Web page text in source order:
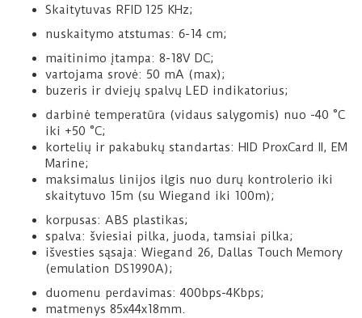
Skaitytuvas RFID 125 KHz;
nuskaitymo atstumas: 6-14 cm;
maitinimo įtampa: 8-18V DC;
vartojama srovė: 50 mA (max);
buzeris ir dviejų spalvų LED indikatorius;
darbinė temperatūra (vidaus salygomis) nuo -40 °C
iki +50 °C;
kortelių ir pakabukų standartas: HID ProxCard II, EM
Marine;
maksimalus linijos ilgis nuo durų kontrolerio iki
skaitytuvo 15m (su Wiegand iki 100m);
korpusas: ABS plastikas;
spalva: šviesiai pilka, juoda, tamsiai pilka;
išvesties sąsaja: Wiegand 26, Dallas Touch Memory
(emulation DS1990A);
duomenu perdavimas: 400bps-4Kbps;
matmenys 85x44x18mm.